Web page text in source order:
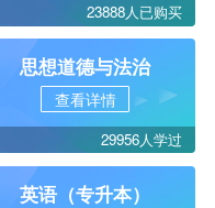
23888人已购买
思想道德与法治
查看详情
29956人学过
英语（专升本）